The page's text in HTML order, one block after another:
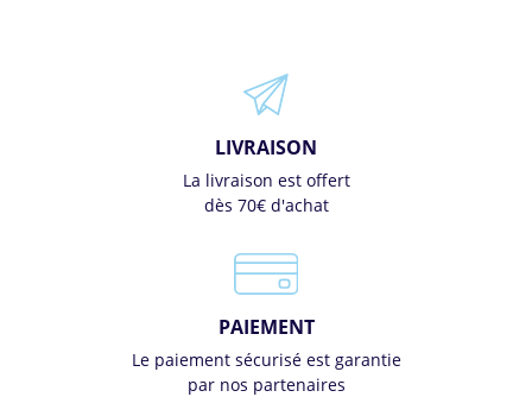
LIVRAISON
La livraison est offert
dès 70€ d'achat
PAIEMENT
Le paiement sécurisé est garantie
par nos partenaires